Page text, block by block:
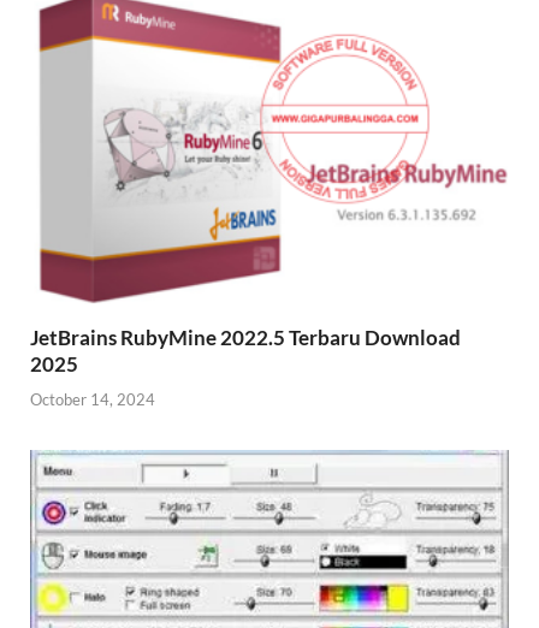
JetBrains RubyMine 2022.5 Terbaru Download
2025
October 14, 2024